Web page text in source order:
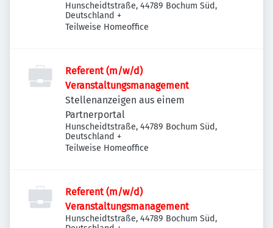
Hunscheidtstraße, 44789 Bochum Süd,
Deutschland +
Teilweise Homeoffice
Referent (m/w/d)
Veranstaltungsmanagement
Stellenanzeigen aus einem
Partnerportal
Hunscheidtstraße, 44789 Bochum Süd,
Deutschland +
Teilweise Homeoffice
Referent (m/w/d)
Veranstaltungsmanagement
Hunscheidtstraße, 44789 Bochum Süd,